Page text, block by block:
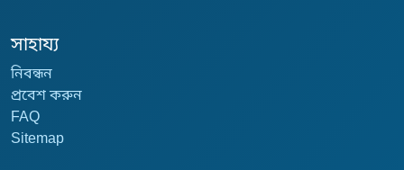
সাহায্য
নিবন্ধন
প্রবেশ করুন
FAQ
Sitemap